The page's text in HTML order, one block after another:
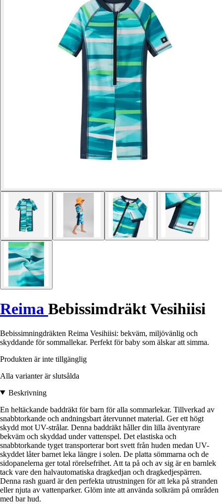
Reima Bebissimdräkt Vesihiisi
Bebissimningdräkten Reima Vesihiisi: bekväm, miljövänlig och
skyddande för sommallekar. Perfekt för baby som älskar att simma.
Produkten är inte tillgänglig
Alla varianter är slutsålda
Beskrivning
En heltäckande baddräkt för barn för alla sommarlekar. Tillverkad av
snabbtorkande och andningsbart återvunnet material. Ger ett högt
skydd mot UV-strålar. Denna baddräkt håller din lilla äventyrare
bekväm och skyddad under vattenspel. Det elastiska och
snabbtorkande tyget transporterar bort svett från huden medan UV-
skyddet låter barnet leka längre i solen. De platta sömmarna och de
sidopanelerna ger total rörelsefrihet. Att ta på och av sig är en barnlek
tack vare den halvautomatiska dragkedjan och dragkedjespärren.
Denna rash guard är den perfekta utrustningen för att leka på stranden
eller njuta av vattenparker. Glöm inte att använda solkräm på områden
med bar hud.